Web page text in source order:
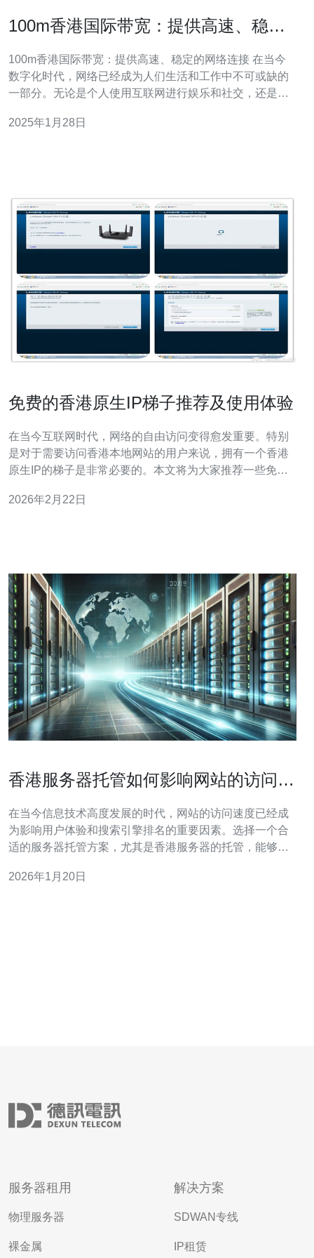
100m香港国际带宽：提供高速、稳定
100m香港国际带宽：提供高速、稳定的网络连接 在当今
数字化时代，网络已经成为人们生活和工作中不可或缺的
一部分。无论是个人使用互联网进行娱乐和社交，还是企
而100m香港国际带宽正是为满足这一需求而设计的。 作
2025年1月28日
免费的香港原生IP梯子推荐及使用体验
在当今互联网时代，网络的自由访问变得愈发重要。特别
是对于需要访问香港本地网站的用户来说，拥有一个香港
原生IP的梯子是非常必要的。本文将为大家推荐一些免费
在众多的免费VPN和梯子中，我们推荐以下几款： a.
2026年2月22日
香港服务器托管如何影响网站的访问速
在当今信息技术高度发展的时代，网站的访问速度已经成
为影响用户体验和搜索引擎排名的重要因素。选择一个合
适的服务器托管方案，尤其是香港服务器的托管，能够有
率。 首先，需要了解的是，服务器的地理位置对网站的访
2026年1月20日
服务器租用
物理服务器
裸金属
解决方案
SDWAN专线
IP租赁